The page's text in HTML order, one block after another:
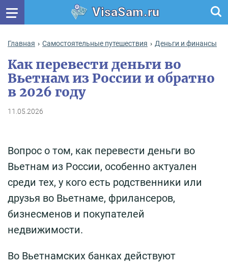
VisaSam.ru
Главная Самостоятельные путешествия Деньги и финансы
Как перевести деньги во
Вьетнам из России и обратно
в 2026 году
11.05.2026
Вопрос о том, как перевести деньги во
Вьетнам из России, особенно актуален
среди тех, у кого есть родственники или
друзья во Вьетнаме, фрилансеров,
бизнесменов и покупателей
недвижимости.
Во Вьетнамских банках действуют